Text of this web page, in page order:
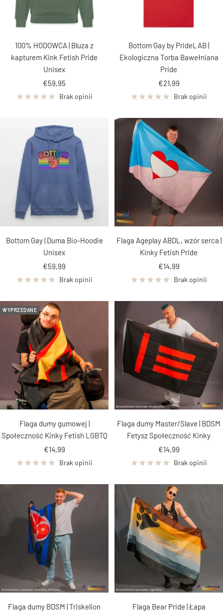
100% HODOWCA | Bluza z
kapturem Kink Fetish Pride
Unisex
Cena
obniżona
€59,95
Brak opinii
Bottom Gay by PrideLAB |
Ekologiczna Torba Bawełniana
Pride
Cena
obniżona
€21,99
Brak opinii
Bottom Gay | Duma Bio-Hoodie
Unisex
Cena
obniżona
€59,99
Brak opinii
Flaga Ageplay ABDL, wzór serca |
Kinky Fetish Pride
Cena
obniżona
€14,99
Brak opinii
WYPRZEDANE
Flaga dumy gumowej |
Społeczność Kinky Fetish LGBTQ
Cena
obniżona
€14,99
Brak opinii
Flaga dumy Master/Slave | BDSM
Fetysz Społeczność Kinky
Cena
obniżona
€14,99
Brak opinii
Flaga dumy BDSM | Triskelion
Flaga Bear Pride | Łapa